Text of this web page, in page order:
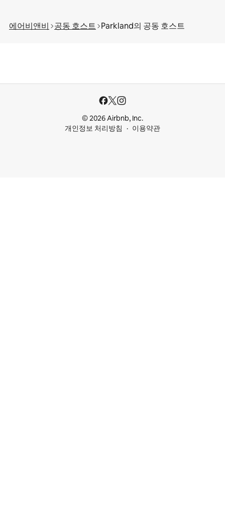
에어비앤비 공동 호스트 Parkland의 공⁠동 호⁠스⁠트
© 2026 Airbnb, Inc.
개인정보 처리방침
이용약관